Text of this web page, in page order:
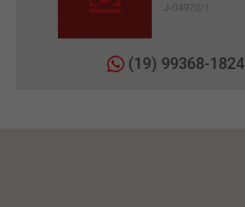
J-04970/1
(19) 99368-1824